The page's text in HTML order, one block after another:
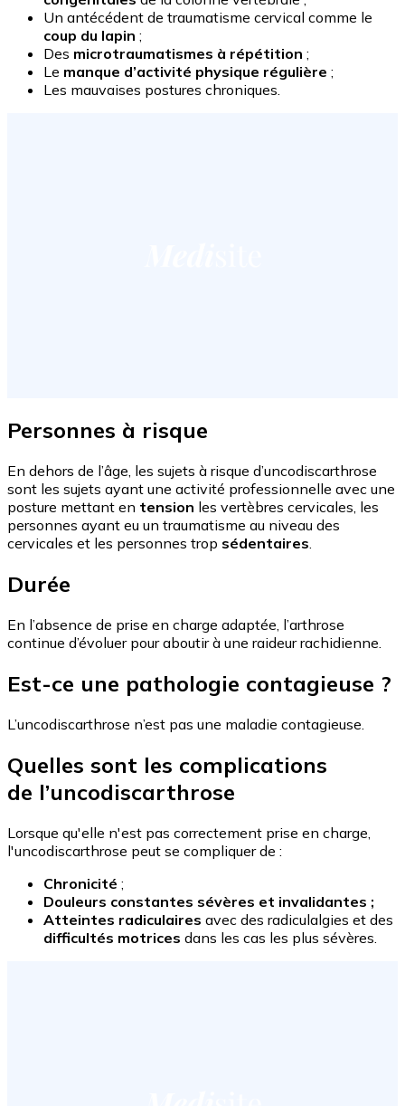
Un antécédent de traumatisme cervical comme le
coup du lapin ;
Des microtraumatismes à répétition ;
Le manque d’activité physique régulière ;
Les mauvaises postures chroniques.
Personnes à risque
En dehors de l’âge, les sujets à risque d’uncodiscarthrose
sont les sujets ayant une activité professionnelle avec une
posture mettant en tension les vertèbres cervicales, les
personnes ayant eu un traumatisme au niveau des
cervicales et les personnes trop sédentaires.
Durée
En l’absence de prise en charge adaptée, l’arthrose
continue d’évoluer pour aboutir à une raideur rachidienne.
Est-ce une pathologie contagieuse ?
L’uncodiscarthrose n’est pas une maladie contagieuse.
Quelles sont les complications
de l’uncodiscarthrose
Lorsque qu'elle n'est pas correctement prise en charge,
l'uncodiscarthrose peut se compliquer de :
Chronicité ;
Douleurs constantes sévères et invalidantes ;
Atteintes radiculaires avec des radiculalgies et des
difficultés motrices dans les cas les plus sévères.